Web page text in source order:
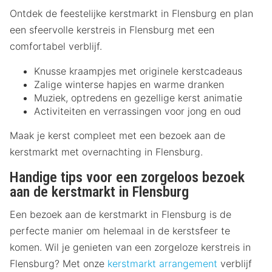
Ontdek de feestelijke kerstmarkt in Flensburg en plan
een sfeervolle kerstreis in Flensburg met een
comfortabel verblijf.
Knusse kraampjes met originele kerstcadeaus
Zalige winterse hapjes en warme dranken
Muziek, optredens en gezellige kerst animatie
Activiteiten en verrassingen voor jong en oud
Maak je kerst compleet met een bezoek aan de
kerstmarkt met overnachting in Flensburg.
Handige tips voor een zorgeloos bezoek
aan de kerstmarkt in Flensburg
Een bezoek aan de kerstmarkt in Flensburg is de
perfecte manier om helemaal in de kerstsfeer te
komen. Wil je genieten van een zorgeloze kerstreis in
Flensburg? Met onze kerstmarkt arrangement verblijf